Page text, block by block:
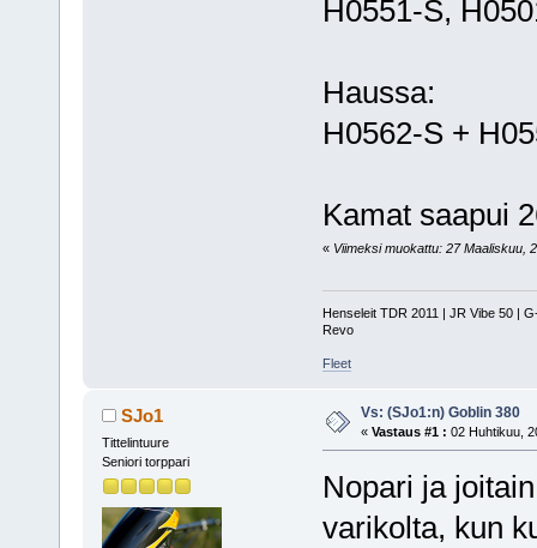
H0551-S,
Haussa:
H0562-S +
Kamat saapui
« Viimeksi muokattu: 27 Maaliskuu,
Henseleit TDR 2011 | JR Vibe 50 |
Revo
Fleet
SJo1
Tittelintuure
Seniori torppari
Vs: (SJo1:n) Goblin 380
« Vastaus #1 : 02 Huhtikuu,
Nopari ja
varikolta, kun